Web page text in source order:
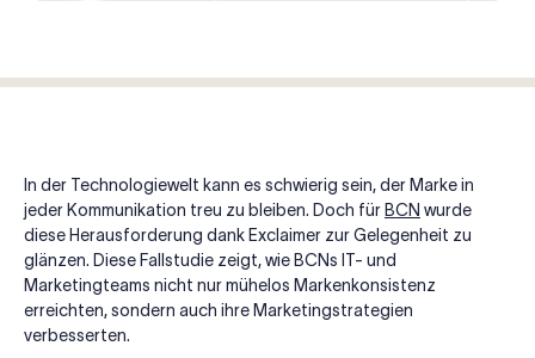
In der Technologiewelt kann es schwierig sein, der Marke in
jeder Kommunikation treu zu bleiben. Doch für BCN wurde
diese Herausforderung dank Exclaimer zur Gelegenheit zu
glänzen. Diese Fallstudie zeigt, wie BCNs IT- und
Marketingteams nicht nur mühelos Markenkonsistenz
erreichten, sondern auch ihre Marketingstrategien
verbesserten.